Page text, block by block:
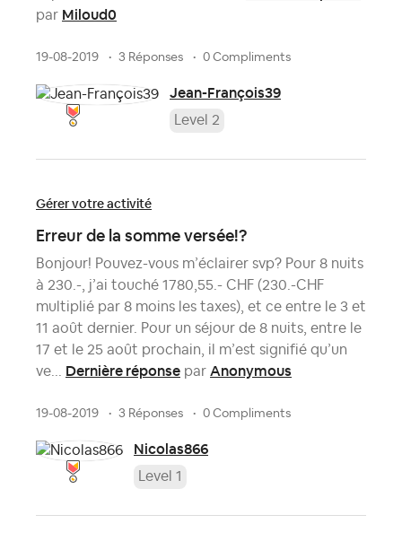
par Miloud0
19-08-2019 3 Réponses 0 Compliments
Jean-François39
Level 2
Gérer votre activité
Erreur de la somme versée!?
Bonjour! Pouvez-vous m’éclairer svp? Pour 8 nuits
à 230.-, j’ai touché 1780,55.- CHF (230.-CHF
multiplié par 8 moins les taxes), et ce entre le 3 et
11 août dernier. Pour un séjour de 8 nuits, entre le
17 et le 25 août prochain, il m’est signifié qu’un
ve... Dernière réponse par Anonymous
19-08-2019 3 Réponses 0 Compliments
Nicolas866
Level 1